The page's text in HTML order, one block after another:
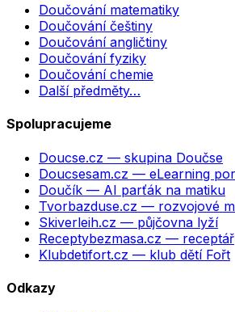
Doučování matematiky
Doučování češtiny
Doučování angličtiny
Doučování fyziky
Doučování chemie
Další předměty…
Spolupracujeme
Doucse.cz — skupina Doučse
Doucsesam.cz — eLearning
Doučík — AI parťák na matiku
Tvorbazduse.cz — rozvojové
Skiverleih.cz — půjčovna lyží
Receptybezmasa.cz — receptář
Klubdetifort.cz — klub dětí Fořt
Odkazy